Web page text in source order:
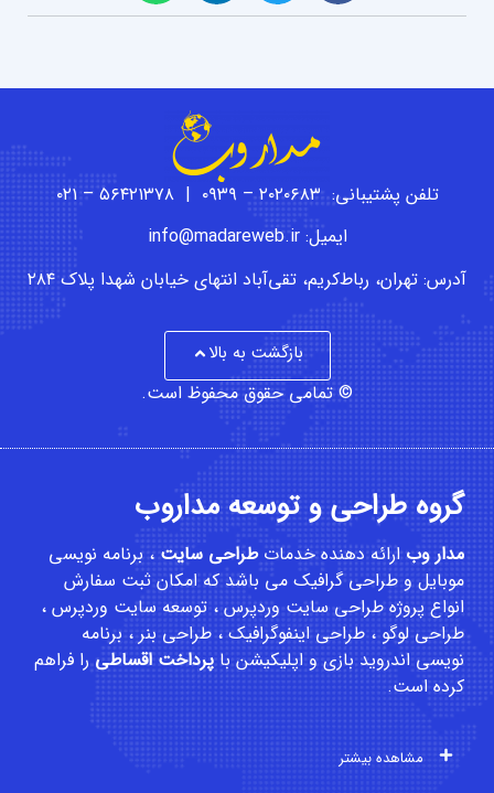
تلفن پشتیبانی: ۲۰۲۰۶۸۳ – ۰۹۳۹ | ۵۶۴۲۱۳۷۸ – ۰۲۱
ایمیل: info@madareweb.ir
آدرس: تهران، رباط‌کریم، تقی‌آباد انتهای خیابان شهدا پلاک ۲۸۴
بازگشت به بالا
© تمامی حقوق محفوظ است.
گروه طراحی و توسعه مداروب
مدار وبارائه دهنده خدماتطراحی سایت ،برنامه نویسی
موبایلوطراحی گرافیک می باشد که امکانثبت سفارش
انواع پروژه طراحی سایت وردپرس ، توسعه سایت وردپرس ،
طراحی لوگو ، طراحی اینفوگرافیک ، طراحی بنر ، برنامه
نویسی اندروید بازی و اپلیکیشن باپرداخت اقساطیرا فراهم
کرده است.
مشاهده بیشتر